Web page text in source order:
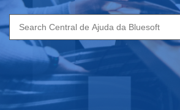
Search
for: